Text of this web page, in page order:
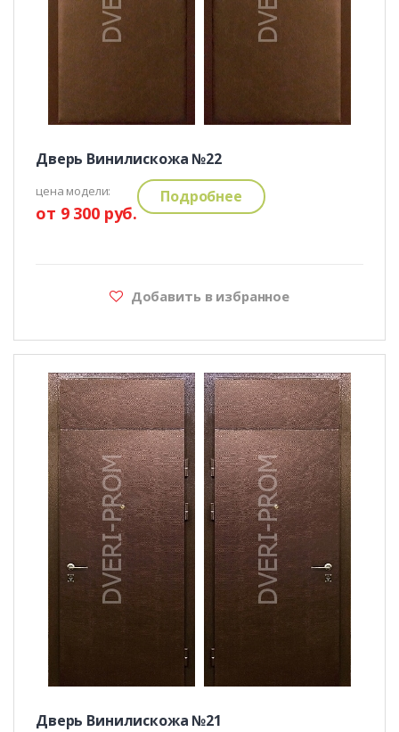
Дверь Винилискожа №22
цена модели:
от 9 300 руб.
Подробнее
Добавить в избранное
Дверь Винилискожа №21